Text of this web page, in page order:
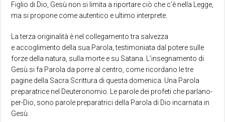
Figlio di Dio, Gesù non si limita a riportare ciò che c’è nella Legge,
ma si propone come autentico e ultimo interprete.
La terza originalità è nel collegamento tra salvezza
e accoglimento della sua Parola, testimoniata dal potere sulle
forze della natura, sulla morte e su Satana. L’insegnamento di
Gesù si fa Parola da porre al centro, come ricordano le tre
pagine della Sacra Scrittura di questa domenica. Una Parola
preparatrice nel Deuteronomio. Le parole dei profeti che parlano-
per-Dio, sono parole preparatrici della Parola di Dio incarnata in
Gesù.